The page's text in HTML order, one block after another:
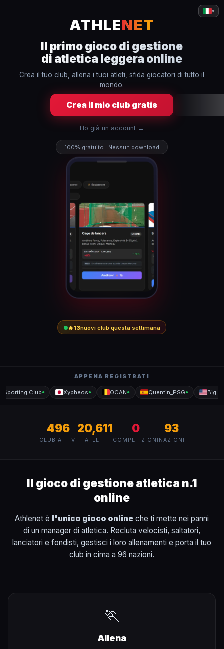
▾
ATHLENET
Il primo gioco di gestione
di atletica leggera online
Crea il tuo club, allena i tuoi atleti, sfida giocatori di tutto il
mondo.
Crea il mio club gratis
Ho già un account →
100% gratuito · Nessun download
🔥13nuovi club questa settimana
APPENA REGISTRATI
Club● Xypheos● OCAN● Quentin_PSG● Big
496
CLUB ATTIVI
20,611
ATLETI
0
COMPETIZIONI
93
NAZIONI
Il gioco di gestione atletica n.1
online
Athlenet è l'unico gioco online che ti mette nei panni
di un manager di atletica. Recluta velocisti, saltatori,
lanciatori e fondisti, gestisci i loro allenamenti e porta il tuo
club in cima a 96 nazioni.
🏃
Allena